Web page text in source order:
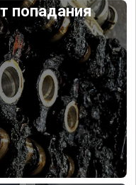
попадания